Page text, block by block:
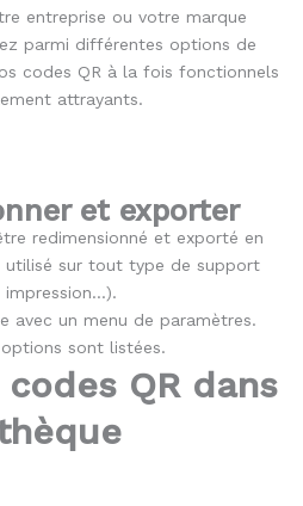
entreprise ou votre marque
parmi différentes options de
codes QR à la fois fonctionnels
attrayants.
et exporter
redimensionné et exporté en
utilisé sur tout type de support
impression...).
QR dans